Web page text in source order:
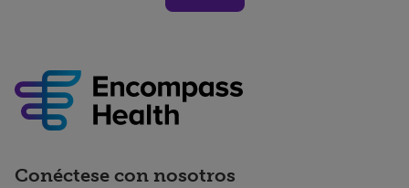
Conéctese con nosotros